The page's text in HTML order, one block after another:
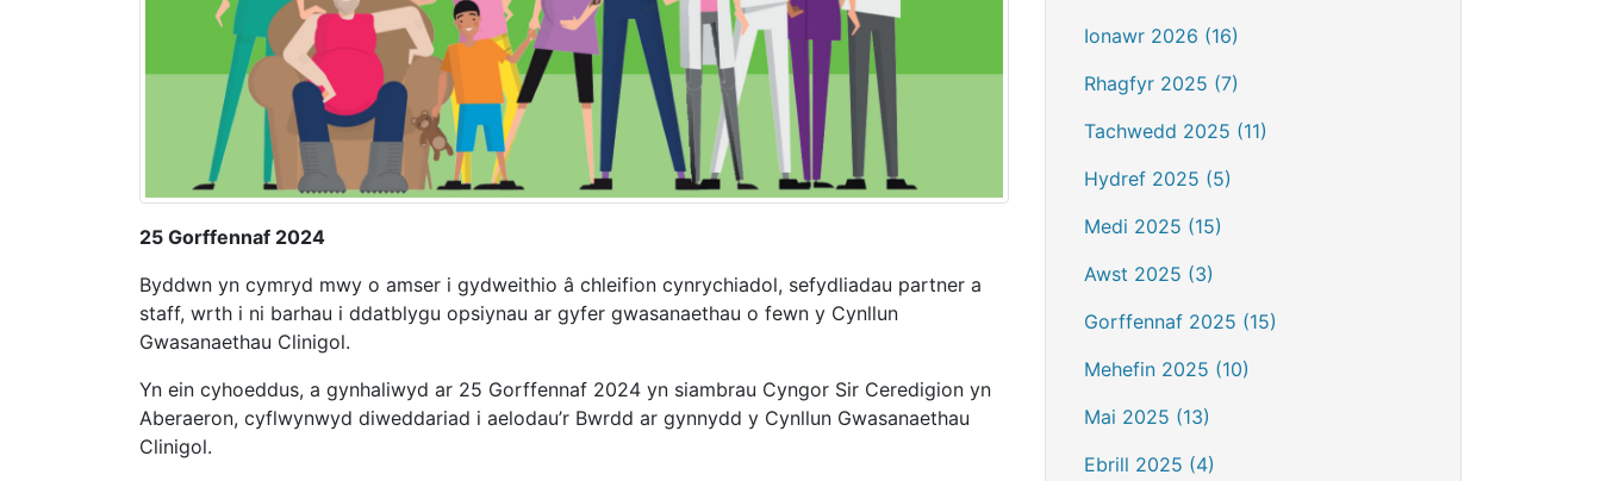
25 Gorffennaf 2024
Byddwn yn cymryd mwy o amser i gydweithio â chleifion cynrychiadol, sefydliadau partner a
staff, wrth i ni barhau i ddatblygu opsiynau ar gyfer gwasanaethau o fewn y Cynllun
Gwasanaethau Clinigol.
Yn ein cyhoeddus, a gynhaliwyd ar 25 Gorffennaf 2024 yn siambrau Cyngor Sir Ceredigion yn
Aberaeron, cyflwynwyd diweddariad i aelodau’r Bwrdd ar gynnydd y Cynllun Gwasanaethau
Clinigol.
Ionawr 2026 (16)
Rhagfyr 2025 (7)
Tachwedd 2025 (11)
Hydref 2025 (5)
Medi 2025 (15)
Awst 2025 (3)
Gorffennaf 2025 (15)
Mehefin 2025 (10)
Mai 2025 (13)
Ebrill 2025 (4)